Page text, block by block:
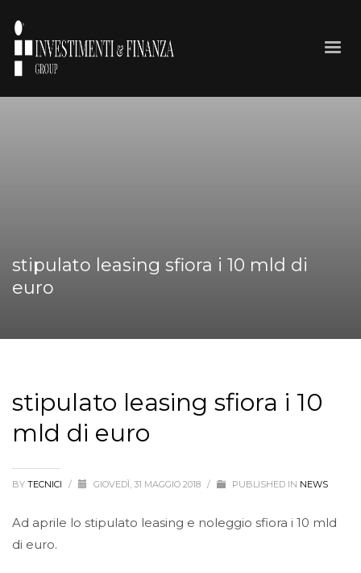
stipulato leasing sfiora i 10 mld di
euro
stipulato leasing sfiora i 10
mld di euro
BY TECNICI / GIOVEDÌ, 31 MAGGIO 2018 / PUBLISHED IN NEWS
Ad aprile lo stipulato leasing e noleggio sfiora i 10 mld
di euro.